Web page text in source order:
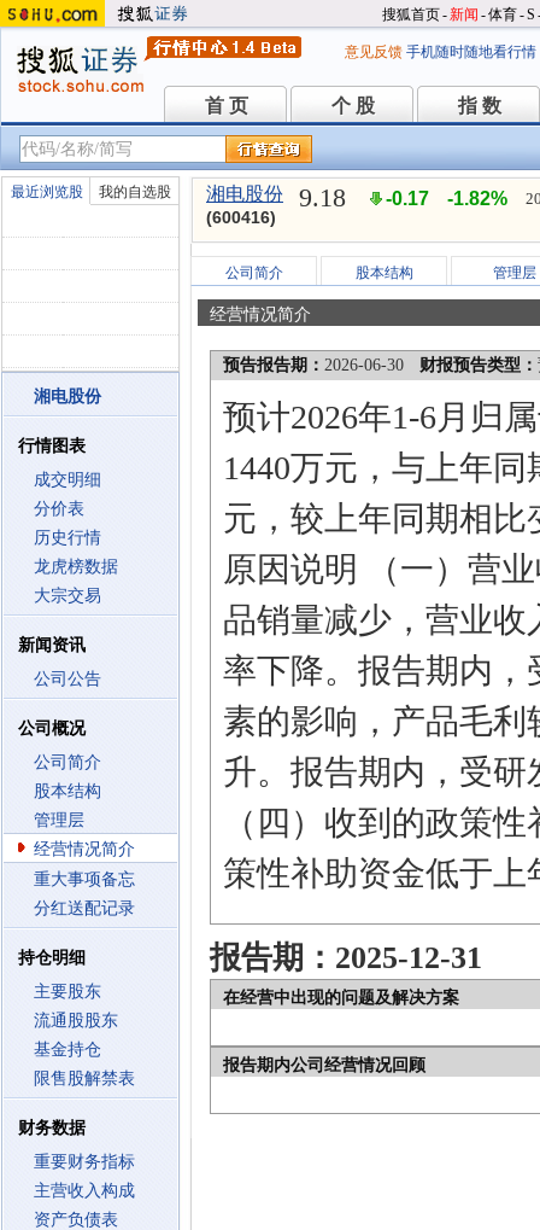
搜狐首页-新闻 -体育-S
意见反馈 手机随时随地看行情
首 页
首 页 个 股
个 股 指 数
指 数
最近浏览股 我的自选股
湘电股份
行情图表
成交明细
分价表
历史行情
龙虎榜数据
大宗交易
新闻资讯
公司公告
公司概况
公司简介
股本结构
管理层
经营情况简介
重大事项备忘
分红送配记录
持仓明细
主要股东
流通股股东
基金持仓
限售股解禁表
财务数据
重要财务指标
主营收入构成
资产负债表
湘电股份
(600416)
9.18 -0.17 -1.82%
公司简介 股本结构 管理层
经营情况简介
预告报告期： 2026-06-30 财报预告类型：
预计2026年1-6月归
1440万元，与上年
元，较上年同期相比
原因说明 （一）营
品销量减少，营业
率下降。报告期内
素的影响，产品毛
升。报告期内，受
（四）收到的政策
策性补助资金低于上
报告期：2025-12-31
在经营中出现的问题及解决方案
报告期内公司经营情况回顾